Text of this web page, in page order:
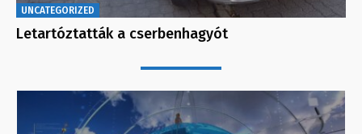
UNCATEGORIZED
Letartóztatták a cserbenhagyót